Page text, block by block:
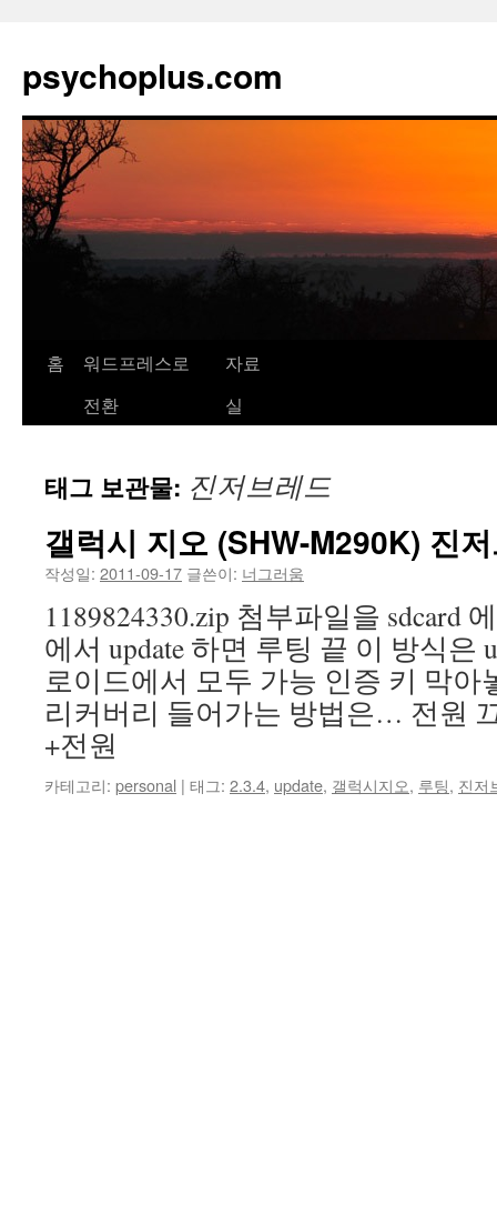
psychoplus.com
컨
로
건
너
뛰
기
홈
워드프레스로
전환
자료
실
태그 보관물: 진저브레드
갤럭시 지오 (SHW-M290K) 진
작성일: 2011-09-17 글쓴이: 너그러움
1189824330.zip 첨부파일을 sdcard
에서 update 하면 루팅 끝 이 방식은
로이드에서 모두 가능 인증 키 막아
리커버리 들어가는 방법은… 전원
+전원
카테고리: personal | 태그: 2.3.4, update, 갤럭시지오, 루팅, 진저